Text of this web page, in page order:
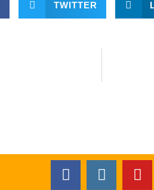
TWITTER
F
a
I
n
Y
o